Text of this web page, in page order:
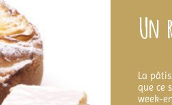
Un
La
que ce
week-